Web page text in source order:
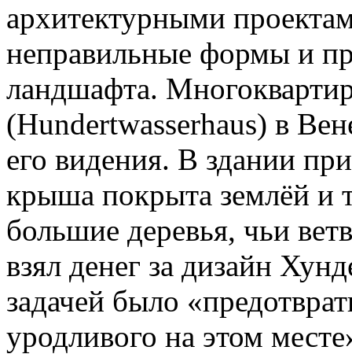
архитектурными
неправильные формы и
ландшафта.
(Hundertwasserhaus) в
его видения. В здании
крыша покрыта землёй и
большие деревья, чьи
взял денег за дизайн
задачей было
уродливого на этом